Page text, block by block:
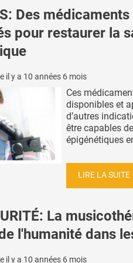
Des
pour restaurer la
il y a 10 années 6 mois
Ces
disponibles et
d’autres
être capables
épigénétiques
LIRE LA SUITE
La
l'humanité dans
il y a 10 années 6 mois